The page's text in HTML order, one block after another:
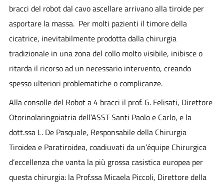
bracci del robot dal cavo ascellare arrivano alla tiroide per
asportare la massa. Per molti pazienti il timore della
cicatrice, inevitabilmente prodotta dalla chirurgia
tradizionale in una zona del collo molto visibile, inibisce o
ritarda il ricorso ad un necessario intervento, creando
spesso ulteriori problematiche o complicanze.
Alla consolle del Robot a 4 bracci il prof. G. Felisati, Direttore
Otorinolaringoiatria dell’ASST Santi Paolo e Carlo, e la
dott.ssa L. De Pasquale, Responsabile della Chirurgia
Tiroidea e Paratiroidea, coadiuvati da un’équipe Chirurgica
d’eccellenza che vanta la più grossa casistica europea per
questa chirurgia: la Prof.ssa Micaela Piccoli, Direttore della